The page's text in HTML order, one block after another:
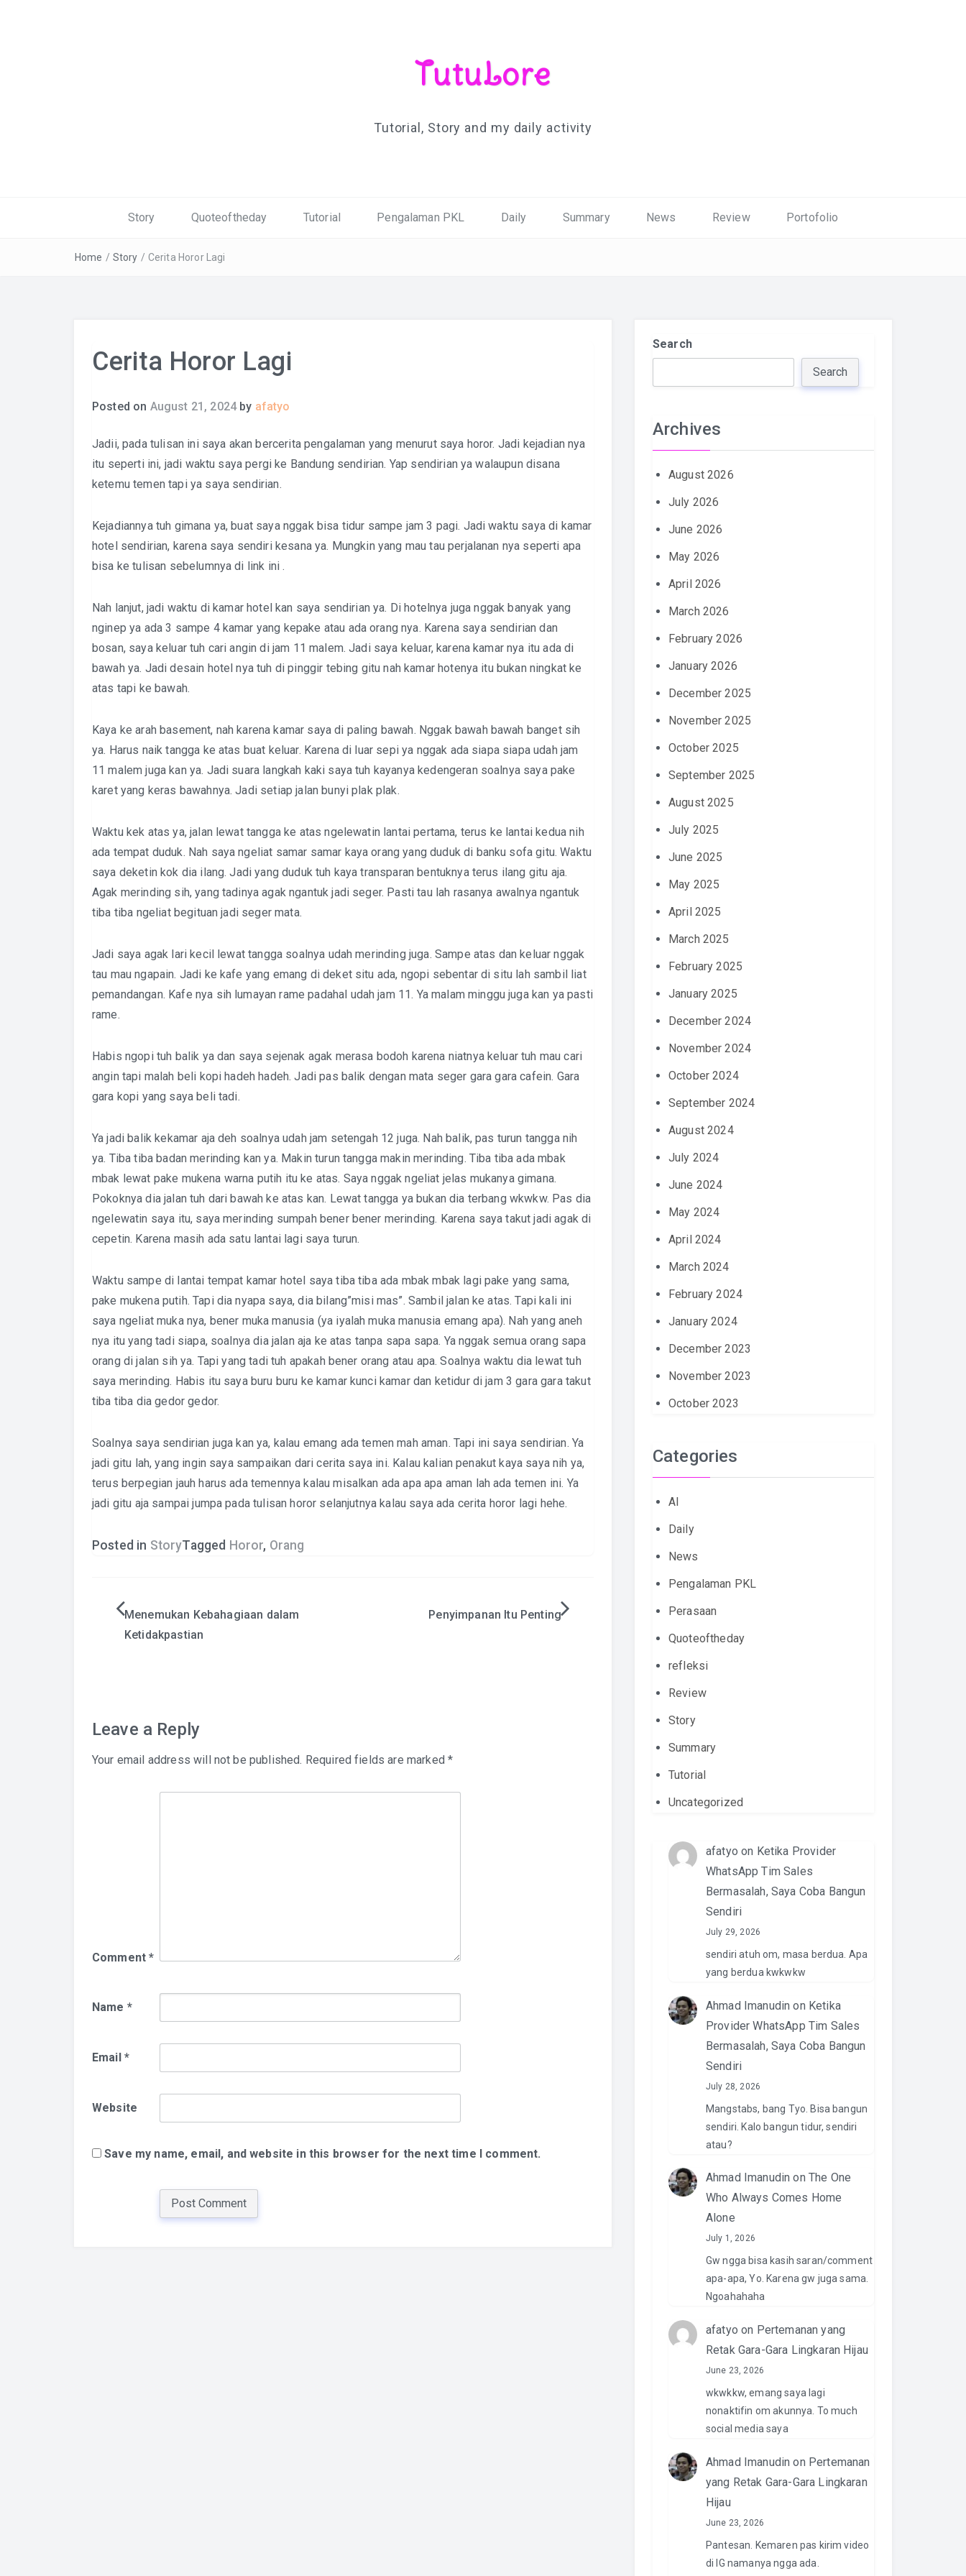
TutuLore
Tutorial, Story and my daily activity
Story Quoteoftheday Tutorial Pengalaman PKL Daily Summary News Review Portofolio
Home / Story / Cerita Horor Lagi
Cerita Horor Lagi
Posted on August 21, 2024by afatyo
Jadii, pada tulisan ini saya akan bercerita pengalaman yang menurut saya horor. Jadi kejadian nya
itu seperti ini, jadi waktu saya pergi ke Bandung sendirian. Yap sendirian ya walaupun disana
ketemu temen tapi ya saya sendirian.
Kejadiannya tuh gimana ya, buat saya nggak bisa tidur sampe jam 3 pagi. Jadi waktu saya di kamar
hotel sendirian, karena saya sendiri kesana ya. Mungkin yang mau tau perjalanan nya seperti apa
bisa ke tulisan sebelumnya di link ini.
Nah lanjut, jadi waktu di kamar hotel kan saya sendirian ya. Di hotelnya juga nggak banyak yang
nginep ya ada 3 sampe 4 kamar yang kepake atau ada orang nya. Karena saya sendirian dan
bosan, saya keluar tuh cari angin di jam 11 malem. Jadi saya keluar, karena kamar nya itu ada di
bawah ya. Jadi desain hotel nya tuh di pinggir tebing gitu nah kamar hotenya itu bukan ningkat ke
atas tapi ke bawah.
Kaya ke arah basement, nah karena kamar saya di paling bawah. Nggak bawah bawah banget sih
ya. Harus naik tangga ke atas buat keluar. Karena di luar sepi ya nggak ada siapa siapa udah jam
11 malem juga kan ya. Jadi suara langkah kaki saya tuh kayanya kedengeran soalnya saya pake
karet yang keras bawahnya. Jadi setiap jalan bunyi plak plak.
Waktu kek atas ya, jalan lewat tangga ke atas ngelewatin lantai pertama, terus ke lantai kedua nih
ada tempat duduk. Nah saya ngeliat samar samar kaya orang yang duduk di banku sofa gitu. Waktu
saya deketin kok dia ilang. Jadi yang duduk tuh kaya transparan bentuknya terus ilang gitu aja.
Agak merinding sih, yang tadinya agak ngantuk jadi seger. Pasti tau lah rasanya awalnya ngantuk
tiba tiba ngeliat begituan jadi seger mata.
Jadi saya agak lari kecil lewat tangga soalnya udah merinding juga. Sampe atas dan keluar nggak
tau mau ngapain. Jadi ke kafe yang emang di deket situ ada, ngopi sebentar di situ lah sambil liat
pemandangan. Kafe nya sih lumayan rame padahal udah jam 11. Ya malam minggu juga kan ya pasti
rame.
Habis ngopi tuh balik ya dan saya sejenak agak merasa bodoh karena niatnya keluar tuh mau cari
angin tapi malah beli kopi hadeh hadeh. Jadi pas balik dengan mata seger gara gara cafein. Gara
gara kopi yang saya beli tadi.
Ya jadi balik kekamar aja deh soalnya udah jam setengah 12 juga. Nah balik, pas turun tangga nih
ya. Tiba tiba badan merinding kan ya. Makin turun tangga makin merinding. Tiba tiba ada mbak
mbak lewat pake mukena warna putih itu ke atas. Saya nggak ngeliat jelas mukanya gimana.
Pokoknya dia jalan tuh dari bawah ke atas kan. Lewat tangga ya bukan dia terbang wkwkw. Pas dia
ngelewatin saya itu, saya merinding sumpah bener bener merinding. Karena saya takut jadi agak di
cepetin. Karena masih ada satu lantai lagi saya turun.
Waktu sampe di lantai tempat kamar hotel saya tiba tiba ada mbak mbak lagi pake yang sama,
pake mukena putih. Tapi dia nyapa saya, dia bilang”misi mas”. Sambil jalan ke atas. Tapi kali ini
saya ngeliat muka nya, bener muka manusia (ya iyalah muka manusia emang apa). Nah yang aneh
nya itu yang tadi siapa, soalnya dia jalan aja ke atas tanpa sapa sapa. Ya nggak semua orang sapa
orang di jalan sih ya. Tapi yang tadi tuh apakah bener orang atau apa. Soalnya waktu dia lewat tuh
saya merinding. Habis itu saya buru buru ke kamar kunci kamar dan ketidur di jam 3 gara gara takut
tiba tiba dia gedor gedor.
Soalnya saya sendirian juga kan ya, kalau emang ada temen mah aman. Tapi ini saya sendirian. Ya
jadi gitu lah, yang ingin saya sampaikan dari cerita saya ini. Kalau kalian penakut kaya saya nih ya,
terus berpegian jauh harus ada temennya kalau misalkan ada apa apa aman lah ada temen ini. Ya
jadi gitu aja sampai jumpa pada tulisan horor selanjutnya kalau saya ada cerita horor lagi hehe.
Posted in StoryTagged Horor, Orang
PostMenemukan Kebahagiaan dalam
Ketidakpastian
Penyimpanan Itu Penting
Leave a Reply
Your email address will not be published. Required fields are marked*
Comment*
Name *
Email *
Website
Save my name, email, and website in this browser for the next time I comment.
Search
Search
Archives
August 2026
July 2026
June 2026
May 2026
April 2026
March 2026
February 2026
January 2026
December 2025
November 2025
October 2025
September 2025
August 2025
July 2025
June 2025
May 2025
April 2025
March 2025
February 2025
January 2025
December 2024
November 2024
October 2024
September 2024
August 2024
July 2024
June 2024
May 2024
April 2024
March 2024
February 2024
January 2024
December 2023
November 2023
October 2023
Categories
AI
Daily
News
Pengalaman PKL
Perasaan
Quoteoftheday
refleksi
Review
Story
Summary
Tutorial
Uncategorized
afatyo on Ketika Provider
WhatsApp Tim Sales
Bermasalah, Saya Coba Bangun
Sendiri
July 29, 2026
sendiri atuh om, masa berdua. Apa
yang berdua kwkwkw
Ahmad Imanudin on Ketika
Provider WhatsApp Tim Sales
Bermasalah, Saya Coba Bangun
Sendiri
July 28, 2026
Mangstabs, bang Tyo. Bisa bangun
sendiri. Kalo bangun tidur, sendiri
atau?
Ahmad Imanudin on The One
Who Always Comes Home
Alone
July 1, 2026
Gw ngga bisa kasih saran/comment
apa-apa, Yo. Karena gw juga sama.
Ngoahahaha
afatyo on Pertemanan yang
Retak Gara-Gara Lingkaran Hijau
June 23, 2026
wkwkkw, emang saya lagi
nonaktifin om akunnya. To much
social media saya
Ahmad Imanudin on Pertemanan
yang Retak Gara-Gara Lingkaran
Hijau
June 23, 2026
Pantesan. Kemaren pas kirim video
di IG namanya ngga ada.